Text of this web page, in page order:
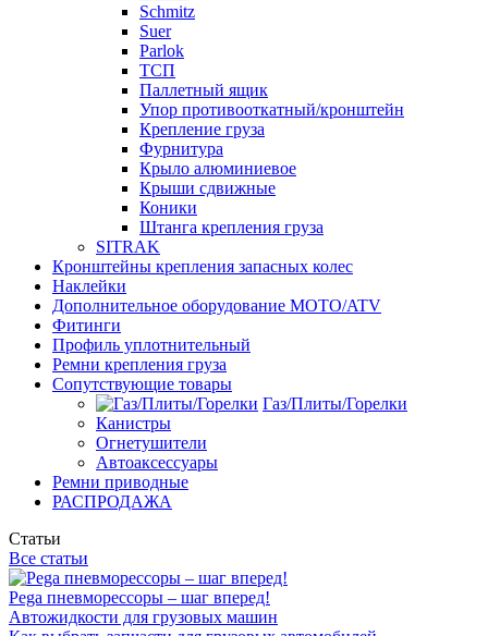
Schmitz
Suer
Parlok
ТСП
Паллетный ящик
Упор противооткатный/кронштейн
Крепление груза
Фурнитура
Крыло алюминиевое
Крыши сдвижные
Коники
Штанга крепления груза
SITRAK
Кронштейны крепления запасных колес
Наклейки
Дополнительное оборудование MOTO/ATV
Фитинги
Профиль уплотнительный
Ремни крепления груза
Сопутствующие товары
Газ/Плиты/Горелки
Канистры
Огнетушители
Автоаксессуары
Ремни приводные
РАСПРОДАЖА
Статьи
Все статьи
Pega пневморессоры – шаг вперед!
Автожидкости для грузовых машин